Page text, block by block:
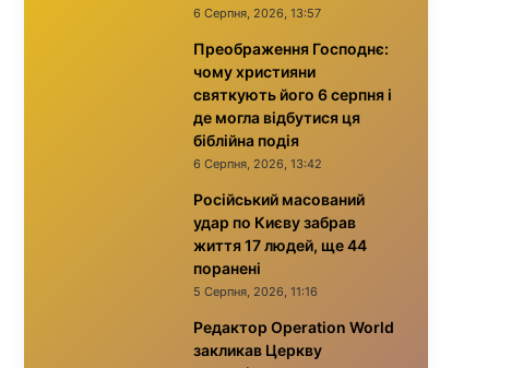
6 Серпня, 2026, 13:57
Преображення Господнє:
чому християни
святкують його 6 серпня і
де могла відбутися ця
біблійна подія
6 Серпня, 2026, 13:42
Російський масований
удар по Києву забрав
життя 17 людей, ще 44
поранені
5 Серпня, 2026, 11:16
Редактор Operation World
закликав Церкву